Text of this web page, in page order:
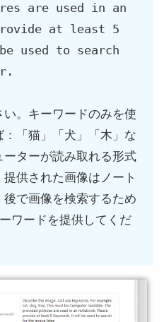
are used in an
at least 5
used to search
い。キーワードのみを使
「猫」「犬」「木」な
ターが読み取れる形式
供された画像はノート
で画像を検索するため
ワードを提供してくだ